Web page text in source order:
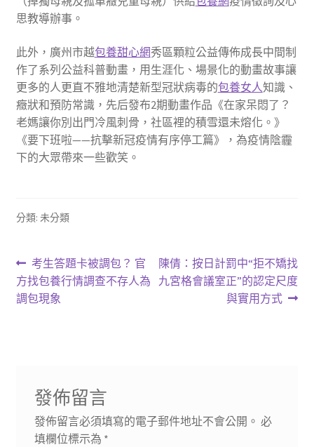
思教導辦事。
此外，廣州市越包養甜心網秀區顆粒公益傳佈成長中間制
作了系列公益科普動畫，用生涯化、場景化的動畫故事讓
更多的人更直不雅地清楚新型冠狀病毒的包養女人知識、
癥狀和預防常識，先后發布2期動畫作品《在家呆悶了？
老媽讓你別出門冷風刺骨，社區裡的積雪還未熔化。》
《要下班啦——抗擊新冠疫情有序停工篇》，為疫情陰霾
下的大眾帶來一些歡笑。
分類: 未分類
文
章
上
一
篇
考生答題卡被調包？ 官
方找包養行情調查不存人為
調包現象
下
一
陳倩：按日計罰中“拒不矯找
九宮格會議室正”的認定尺度
與實用方式
發佈留言
發佈留言必須填寫的電子郵件地址不會公開。 必
填欄位標示為 *